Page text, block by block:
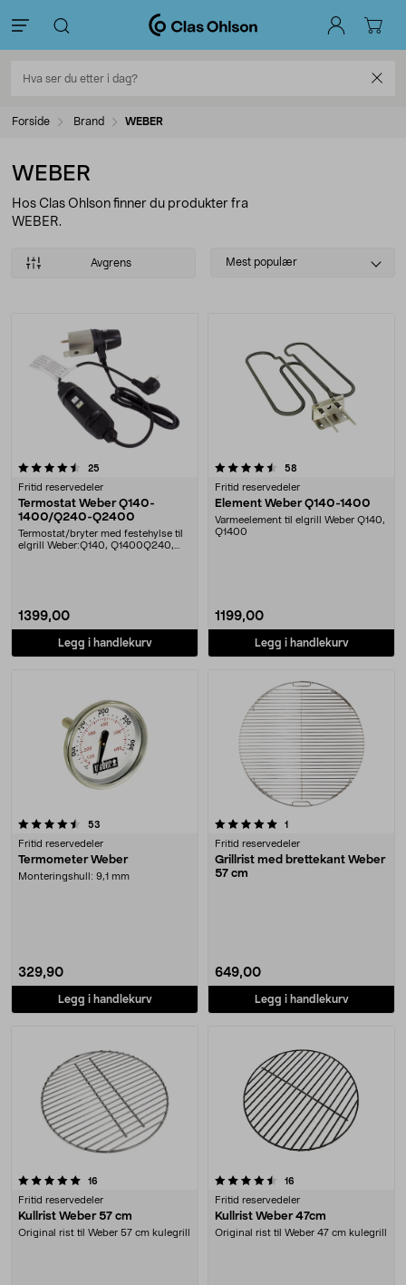
Forside Brand WEBER
WEBER
Hos Clas Ohlson finner du produkter fra
WEBER.
Avgrens
Select
Mest populær
Produkter
25
Fritid reservedeler
Termostat Weber Q140-
1400/Q240-Q2400
Termostat/bryter med festehylse til
elgrill Weber:Q140, Q1400Q240,
1399,00
Legg i handlekurv
4.5 av 5 stjerner 58
Fritid reservedeler
Element Weber Q140-1400
Varmeelement til elgrill Weber Q140,
Q1400
1199,00
Legg i handlekurv
53
Fritid reservedeler
Termometer Weber
Monteringshull: 9,1 mm
329,90
Legg i handlekurv
5.0 av 5 stjerner 1
Fritid reservedeler
Grillrist med brettekant Weber
57 cm
649,00
Legg i handlekurv
16
Fritid reservedeler
Kullrist Weber 57 cm
Original rist til Weber 57 cm kulegrill
4.5 av 5 stjerner 16
Fritid reservedeler
Kullrist Weber 47cm
Original rist til Weber 47 cm kulegrill